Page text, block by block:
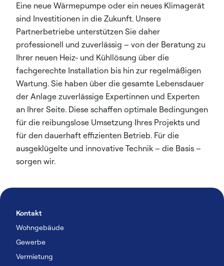
Eine neue Wärmepumpe oder ein neues Klimagerät
sind Investitionen in die Zukunft. Unsere
Partnerbetriebe unterstützen Sie daher
professionell und zuverlässig – von der Beratung zu
Ihrer neuen Heiz- und Kühllösung über die
fachgerechte Installation bis hin zur regelmäßigen
Wartung. Sie haben über die gesamte Lebensdauer
der Anlage zuverlässige Expertinnen und Experten
an Ihrer Seite. Diese schaffen optimale Bedingungen
für die reibungslose Umsetzung Ihres Projekts und
für den dauerhaft effizienten Betrieb. Für die
ausgeklügelte und innovative Technik – die Basis –
sorgen wir.
Kontakt
Wohngebäude
Gewerbe
Vermietung